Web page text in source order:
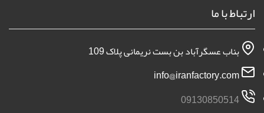
ارتباط با ما
بناب عسگرآباد بن بست نریمانی پلاک 109
09130850514